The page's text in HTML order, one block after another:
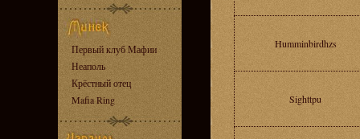
Первый клуб Мафии
Неаполь
Крёстный отец
Mafia Ring
Humminbirdhzs
Sighttpu